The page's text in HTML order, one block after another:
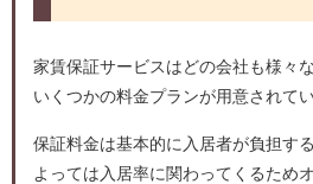
家賃保証サービスはどの会社も様々
いくつかの料金プランが用意されてい
保証料金は基本的に入居者が負担す
よっては入居率に関わってくるため